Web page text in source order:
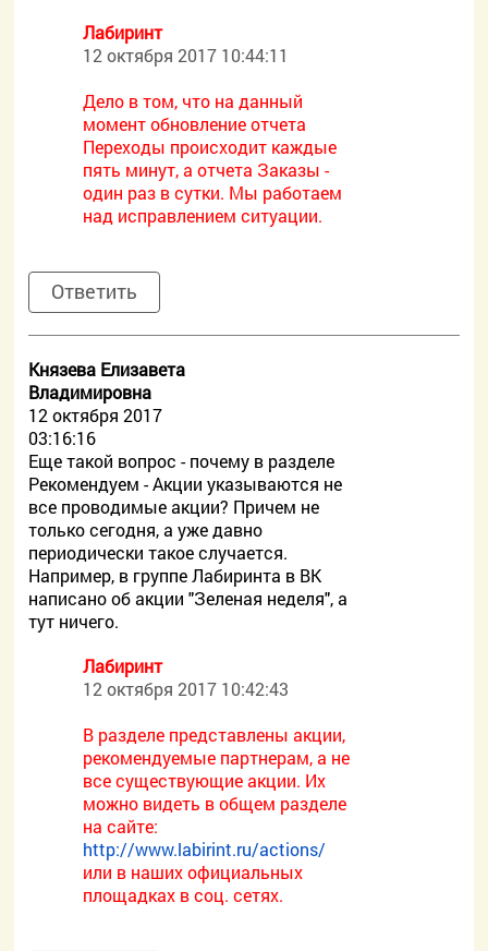
Лабиринт
12 октября 2017 10:44:11
Дело в том, что на данный
момент обновление отчета
Переходы происходит каждые
пять минут, а отчета Заказы -
один раз в сутки. Мы работаем
над исправлением ситуации.
Ответить
Князева Елизавета
Владимировна
12 октября 2017
03:16:16
Еще такой вопрос - почему в разделе
Рекомендуем - Акции указываются не
все проводимые акции? Причем не
только сегодня, а уже давно
периодически такое случается.
Например, в группе Лабиринта в ВК
написано об акции "Зеленая неделя", а
тут ничего.
Лабиринт
12 октября 2017 10:42:43
В разделе представлены акции,
рекомендуемые партнерам, а не
все существующие акции. Их
можно видеть в общем разделе
на сайте:
http://www.labirint.ru/actions/
или в наших официальных
площадках в соц. сетях.